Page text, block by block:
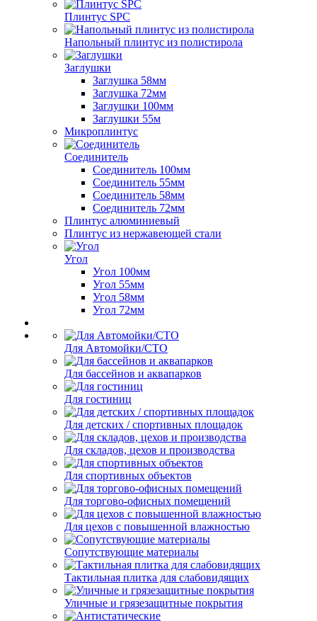
Плинтус SPC
Напольный плинтус из полистирола
Заглушки
Заглушка 58мм
Заглушка 72мм
Заглушки 100мм
Заглушки 55м
Микроплинтус
Соединитель
Соединитель 100мм
Соединитель 55мм
Соединитель 58мм
Соединитель 72мм
Плинтус алюминиевый
Плинтус из нержавеющей стали
Угол
Угол 100мм
Угол 55мм
Угол 58мм
Угол 72мм
Для Автомойки/СТО
Для бассейнов и аквапарков
Для гостиниц
Для детских / спортивных площадок
Для складов, цехов и производства
Для спортивных объектов
Для торгово-офисных помещений
Для цехов с повышенной влажностью
Сопутствующие материалы
Тактильная плитка для слабовидящих
Уличные и грязезащитные покрытия